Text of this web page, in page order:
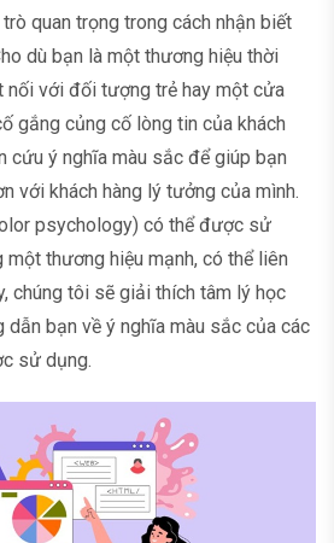
quan trọng trong cách nhận biết
dù bạn là một thương hiệu thời
nối với đối tượng trẻ hay một cửa
gắng củng cố lòng tin của khách
cứu ý nghĩa màu sắc để giúp bạn
với khách hàng lý tưởng của mình.
psychology) có thể được sử
thương hiệu mạnh, có thể liên
chúng tôi sẽ giải thích tâm lý học
bạn về ý nghĩa màu sắc của các
sử dụng.